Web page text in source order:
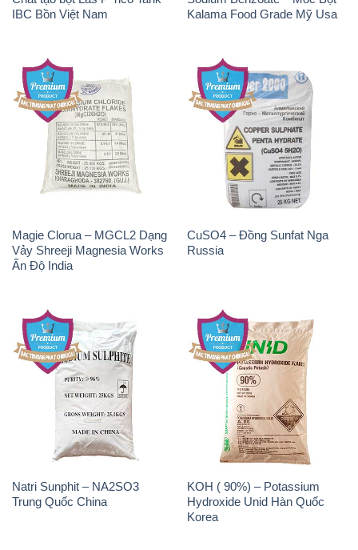
Magie Clorua – MGCL2 Dạng
Vảy Shreeji Magnesia Works
Ấn Độ India
CuSO4 – Đồng Sunfat Nga
Natri Sunphit – NA2SO3
Trung Quốc China
KOH ( 90%) – Potassium
Hydroxide Unid Hàn Quốc